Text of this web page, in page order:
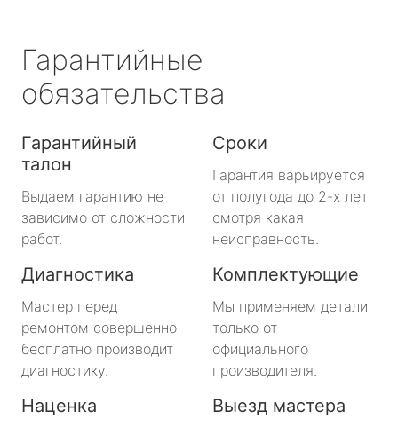
Гарантийные
обязательства
Гарантийный
талон
Выдаем гарантию не
зависимо от сложности
работ.
Сроки
Гарантия варьируется
от полугода до 2-х лет
смотря какая
неисправность.
Диагностика
Мастер перед
ремонтом совершенно
бесплатно производит
диагностику.
Комплектующие
Мы применяем детали
только от
официального
производителя.
Наценка Выезд мастера